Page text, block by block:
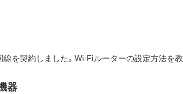
を契約しました。Wi-Fiルーターの設定方法を教
器